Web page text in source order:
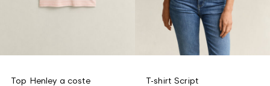
Top Henley a coste T-shirt Script